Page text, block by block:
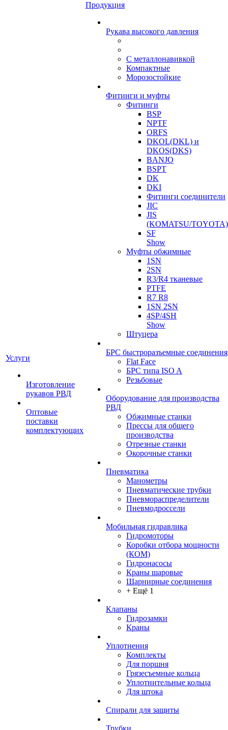
Услуги
Изготовление
рукавов РВД
Оптовые
поставки
комплектующих
Продукция
Рукава высокого давления
С металлонавивкой
Компактные
Морозостойкие
Фитинги и муфты
Фитинги
BSP
NPTF
ORFS
DKOL(DKL) и
DKOS(DKS)
BANJO
BSPT
DK
DKI
Фитинги соединители
JIC
JIS
(KOMATSU/TOYOTA)
SF
Show
Муфты обжимные
1SN
2SN
R3/R4 тканевые
PTFE
R7 R8
1SN 2SN
4SP/4SH
Show
Штуцера
БРС быстроразъемные соединения
Flat Face
БРС типа ISO A
Резьбовые
Оборудование для производства
РВД
Обжимные станки
Прессы для общего
производства
Отрезные станки
Окорочные станки
Пневматика
Манометры
Пневматические трубки
Пневмораспределители
Пневмодроссели
Мобильная гидравлика
Гидромоторы
Коробки отбора мощности
(КОМ)
Гидронасосы
Краны шаровые
Шарнирные соединения
+ Ещё 1
Клапаны
Гидрозамки
Краны
Уплотнения
Комплекты
Для поршня
Грязесъемные кольца
Уплотнительные кольца
Для штока
Спирали для защиты
Трубки